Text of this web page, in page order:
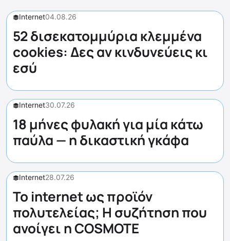
Internet04.08.26
52 δισεκατομμύρια κλεμμένα
cookies: Δες αν κινδυνεύεις κι
εσύ
Internet30.07.26
18 μήνες φυλακή για μία κάτω
παύλα — η δικαστική γκάφα
Internet28.07.26
Το internet ως προϊόν
πολυτελείας; Η συζήτηση που
ανοίγει η COSMOTE